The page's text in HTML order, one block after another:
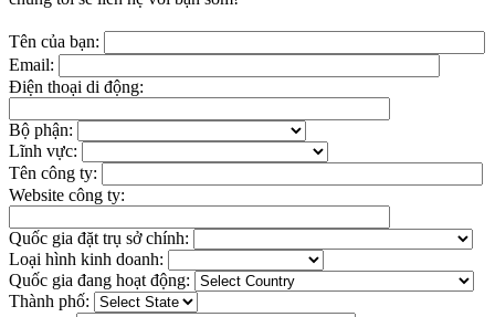
Tên của bạn:
Email:
Điện thoại di động:
Bộ phận:
Lĩnh vực:
Tên công ty:
Website công ty:
Quốc gia đặt trụ sở chính:
Loại hình kinh doanh:
Quốc gia đang hoạt động:
Thành phố: